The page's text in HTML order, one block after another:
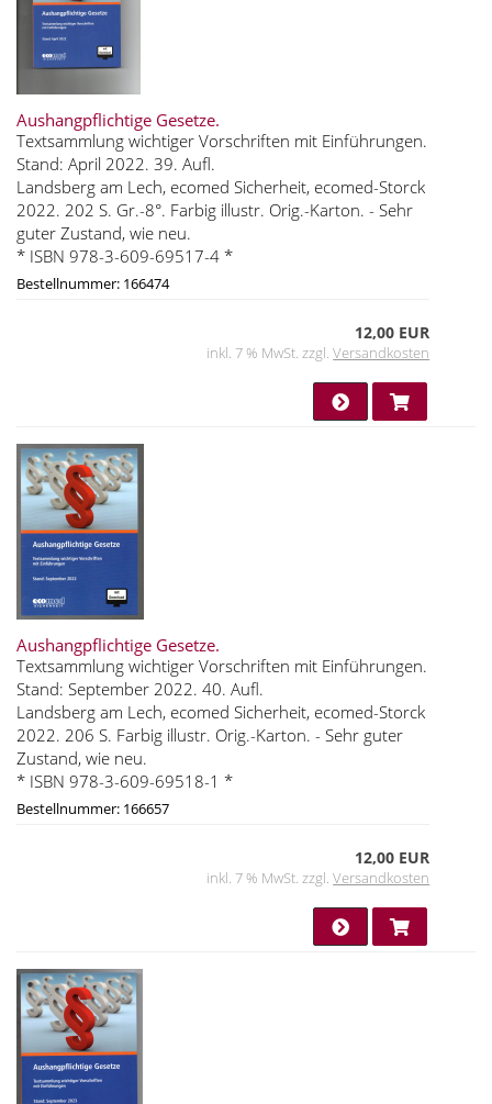
Aushangpflichtige Gesetze.
Textsammlung wichtiger Vorschriften mit Einführungen.
Stand: April 2022. 39. Aufl.
Landsberg am Lech, ecomed Sicherheit, ecomed-Storck
2022. 202 S. Gr.-8°. Farbig illustr. Orig.-Karton. - Sehr
guter Zustand, wie neu.
* ISBN 978-3-609-69517-4 *
Bestellnummer: 166474
12,00 EUR
inkl. 7 % MwSt. zzgl.Versandkosten
Aushangpflichtige Gesetze.
Textsammlung wichtiger Vorschriften mit Einführungen.
Stand: September 2022. 40. Aufl.
Landsberg am Lech, ecomed Sicherheit, ecomed-Storck
2022. 206 S. Farbig illustr. Orig.-Karton. - Sehr guter
Zustand, wie neu.
* ISBN 978-3-609-69518-1 *
Bestellnummer: 166657
12,00 EUR
inkl. 7 % MwSt. zzgl.Versandkosten